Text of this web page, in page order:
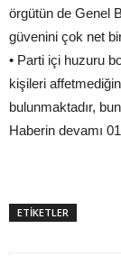
örgütün de Genel
güvenini çok net
• Parti içi huzuru
kişileri
bulunmaktadır,
Haberin devamı
ETİKETLER